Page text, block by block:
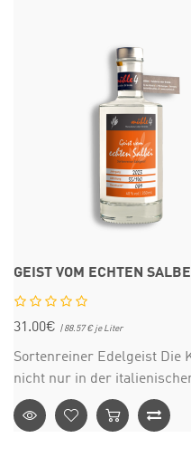
GEIST VOM ECHTEN SALBEI
31.00€ | 88.57 € je Liter
Sortenreiner Edelgeist Die
nicht nur in der